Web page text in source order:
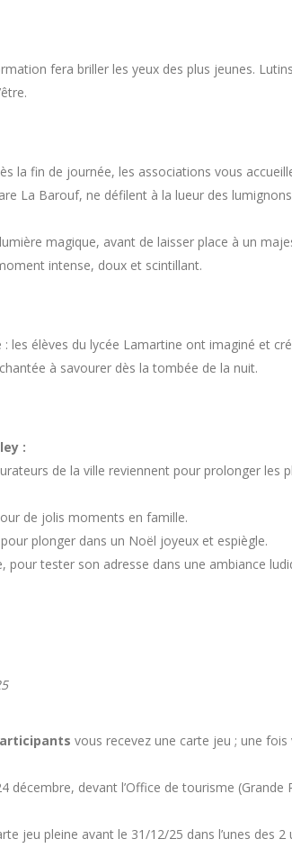
fera briller les yeux des plus jeunes.
la fin de journée, les associations vous
La Barouf, ne défilent à la lueur des
magique, avant de laisser place à un
intense, doux et scintillant.
les élèves du lycée Lamartine ont imaginé et
à savourer dès la tombée de la nuit.
:
de la ville reviennent pour prolonger les
de jolis moments en famille.
plonger dans un Noël joyeux et espiègle.
pour tester son adresse dans une ambiance
vous recevez une carte jeu ; une
décembre, devant l’Office de tourisme (Grande
jeu pleine avant le 31/12/25 dans l’unes des 2